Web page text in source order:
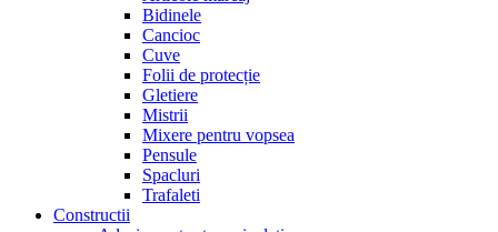
Bidinele
Cancioc
Cuve
Folii de protecție
Gletiere
Mistrii
Mixere pentru vopsea
Pensule
Spacluri
Trafaleti
Constructii